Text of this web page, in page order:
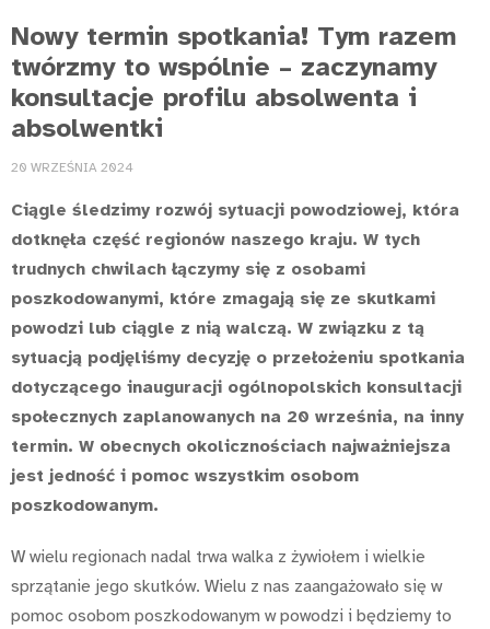
Nowy termin spotkania! Tym razem
twórzmy to wspólnie – zaczynamy
konsultacje profilu absolwenta i
absolwentki
20 WRZEŚNIA 2024
Ciągle śledzimy rozwój sytuacji powodziowej, która
dotknęła część regionów naszego kraju. W tych
trudnych chwilach łączymy się z osobami
poszkodowanymi, które zmagają się ze skutkami
powodzi lub ciągle z nią walczą. W związku z tą
sytuacją podjęliśmy decyzję o przełożeniu spotkania
dotyczącego inauguracji ogólnopolskich konsultacji
społecznych zaplanowanych na 20 września, na inny
termin. W obecnych okolicznościach najważniejsza
jest jedność i pomoc wszystkim osobom
poszkodowanym.
W wielu regionach nadal trwa walka z żywiołem i wielkie
sprzątanie jego skutków. Wielu z nas zaangażowało się w
pomoc osobom poszkodowanym w powodzi i będziemy to